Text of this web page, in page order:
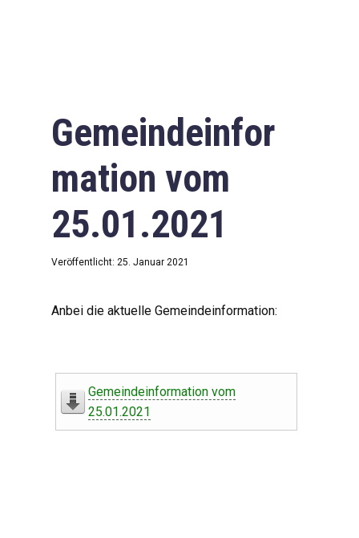
Gemeindeinfor
mation vom
25.01.2021
Veröffentlicht: 25. Januar 2021
Anbei die aktuelle Gemeindeinformation:
Gemeindeinformation vom
25.01.2021